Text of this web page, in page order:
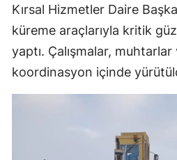
Kırsal Hizmetler Daire
küreme araçlarıyla kritik
yaptı. Çalışmalar,
koordinasyon içinde